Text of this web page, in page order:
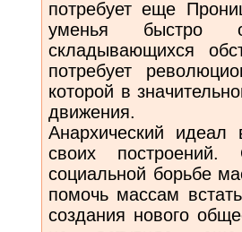
потребует еще
уменья быстро
складывающихся
потребует
которой в
движения.
Анархический идеал
своих
социальной борьбе
помочь массам
создания нового